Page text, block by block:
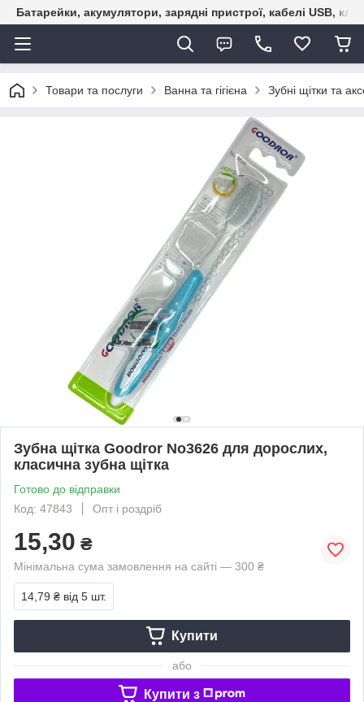
Батарейки, акумулятори, зарядні пристрої, кабелі USB,
Товари та послуги Ванна та гігієна Зубні щітки та
Зубна щітка Goodror No3626 для дорослих,
класична зубна щітка
Готово до відправки
Код: 47843
Опт і роздріб
15,30 ₴
Мінімальна сума замовлення на сайті — 300 ₴
14,79 ₴ від 5 шт.
Купити
або
Купити з